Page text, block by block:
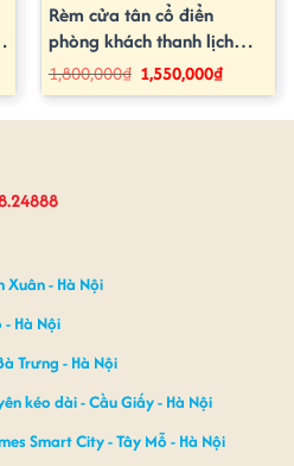
Rèm cửa tân cổ điển
phòng khách thanh lịch
Nguyễn Trãi, Hà Nội CD –
13
1,800,000₫ Giá
gốc
là:
1,800,000₫.
1,550,000₫Giá
hiện
tại
là:
Xuân - Hà Nội
- Hà Nội
Trưng - Hà Nội
kéo dài - Cầu Giấy - Hà Nội
Smart City - Tây Mỗ - Hà Nội